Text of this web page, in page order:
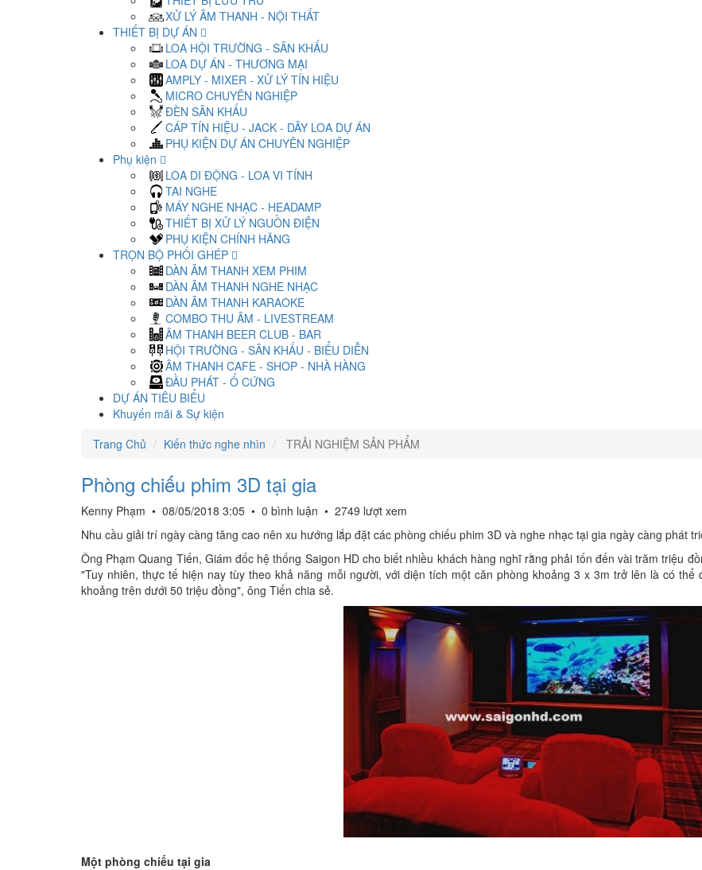
XỬ LÝ ÂM THANH - NỘI THẤT
THIẾT BỊ DỰ ÁN
LOA HỘI TRƯỜNG - SÂN KHẤU
LOA DỰ ÁN - THƯƠNG MẠI
AMPLY - MIXER - XỬ LÝ TÍN HIỆU
MICRO CHUYÊN NGHIỆP
ĐÈN SÂN KHẤU
CÁP TÍN HIỆU - JACK - DÂY LOA DỰ ÁN
PHỤ KIỆN DỰ ÁN CHUYÊN NGHIỆP
Phụ kiện
LOA DI ĐỘNG - LOA VI TÍNH
TAI NGHE
MÁY NGHE NHẠC - HEADAMP
THIẾT BỊ XỬ LÝ NGUỒN ĐIỆN
PHỤ KIỆN CHÍNH HÃNG
TRỌN BỘ PHỐI GHÉP
DÀN ÂM THANH XEM PHIM
DÀN ÂM THANH NGHE NHẠC
DÀN ÂM THANH KARAOKE
COMBO THU ÂM - LIVESTREAM
ÂM THANH BEER CLUB - BAR
HỘI TRƯỜNG - SÂN KHẤU - BIỂU DIỄN
ÂM THANH CAFE - SHOP - NHÀ HÀNG
ĐẦU PHÁT - Ổ CỨNG
DỰ ÁN TIÊU BIỂU
Khuyến mãi & Sự kiện
Trang Chủ
Kiến thức nghe nhìn TRẢI NGHIỆM SẢN PHẨM
Phòng chiếu phim 3D tại gia
Kenny Phạm • 08/05/2018 3:05 • 0 bình luận • 2749 lượt xem
Nhu cầu giải trí ngày càng tăng cao nên xu hướng lắp đặt các phòng chiếu phim 3D và nghe nhạc tại gia ngày càng phát
Ông Phạm Quang Tiến, Giám đốc hệ thống Saigon HD cho biết nhiều khách hàng nghĩ rằng phải tốn đến vài trăm triệu
"Tuy nhiên, thực tế hiện nay tùy theo khả năng mỗi người, với diện tích một căn phòng khoảng 3 x 3m trở lên là có
khoảng trên dưới 50 triệu đồng", ông Tiến chia sẻ.
Một phòng chiếu tại gia